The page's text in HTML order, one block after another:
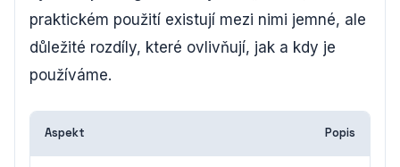
praktickém použití existují mezi nimi jemné, ale
důležité rozdíly, které ovlivňují, jak a kdy je
používáme.
Aspekt Popis